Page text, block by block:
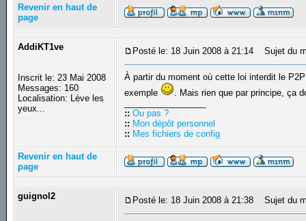
Revenir en haut de
page
AddiKT1ve
Inscrit le: 23 Mai 2008
Messages: 160
Localisation: Lève les
yeux...
Posté le: 18 Juin 2008 à 21:14 Sujet du
À partir du moment où cette loi interdit le
exemple
. Mais rien que par principe, ça
:: Ou pas ?
:: Mon dépôt personnel
:: Mes fichiers de config
Revenir en haut de
page
guignol2 Posté le: 18 Juin 2008 à 21:38 Sujet du